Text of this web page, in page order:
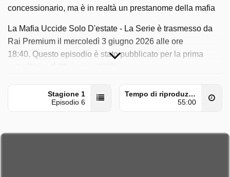
concessionario, ma è in realtà un prestanome della mafia
La Mafia Uccide Solo D'estate - La Serie è trasmesso da
Rai Premium il mercoledì 3 giugno 2026 alle ore
18:40. Questo episodio è stato pubblicato per la prima
Stagione 1
Episodio 6
Tempo di riproduzione
55:00